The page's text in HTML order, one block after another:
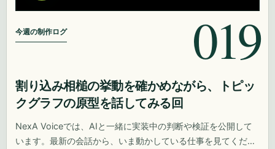
今週の制作ログ 019
割り込み相槌の挙動を確かめながら、トピッ
クグラフの原型を話してみる回
NexA Voiceでは、AIと一緒に実装中の判断や検証を公開して
います。最新の会話から、いま動かしている仕事を見てくださ